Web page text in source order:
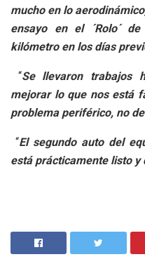
mucho en lo
ensayo en el ´Rolo´
kilómetro en los días
“Se llevaron trabajos
mejorar lo que nos está
problema periférico, no
“El segundo auto del
está prácticamente listo